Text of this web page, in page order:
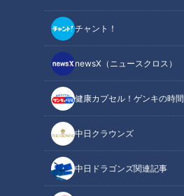
チャント！
newsX（ニュースクロス）
健康カプセル！ゲンキの時間
中日クラウンズ
中日ドラゴンズ関連記事
ー３分クッキング】
2025/07/21 18:00